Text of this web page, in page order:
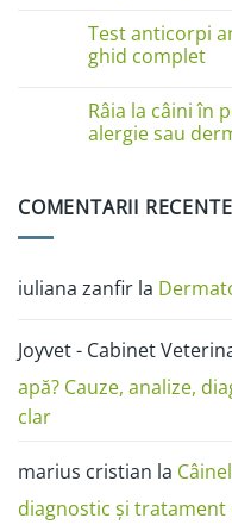
pisici
în
imagini:
miliară,
ciupercă,
alergii
și
la
Boli
de
câini
în
poze:
ciuperca
Test anticorpi
ghid complet
comentariu
la
Test
anticorpi
pisică
Râia la câini în
alergie sau
Râia
cum
o
alergie
sau
COMENTARII RECENTE
iuliana zanfir la
Joyvet - Cabinet
apă? Cauze, analize,
clar
marius cristian la
diagnostic și tratament